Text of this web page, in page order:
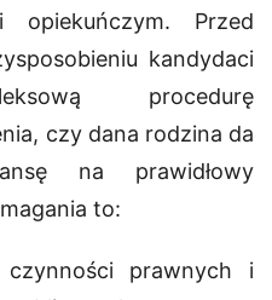
Przed
kandydaci
procedurę
czy dana rodzina da
na prawidłowy
to:
czynności prawnych i